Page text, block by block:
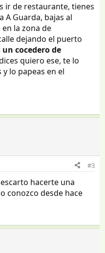
ir de restaurante, tienes
A Guarda, bajas al
la zona de
dejando el puerto
cocedero de
quiero ese, te lo
lo papeas en el
#3
hacerte una
conozco desde hace